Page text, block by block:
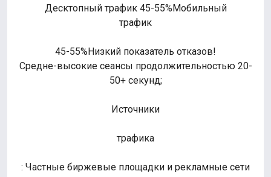
Десктопный трафик 45-55%Мобильный
трафик
45-55%Низкий показатель отказов!
Средне-высокие сеансы продолжительностью 20-
50+ секунд;
Источники
трафика
: Частные биржевые площадки и рекламные сети